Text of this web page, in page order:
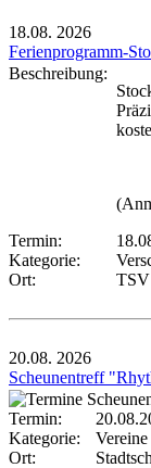
18.08. 2026
Ferienprogramm-
Beschreibung:
Termin:
Kategorie:
Ort:
TSV
20.08. 2026
Scheunentreff
Termin:
Kategorie:
Vereine
Ort: